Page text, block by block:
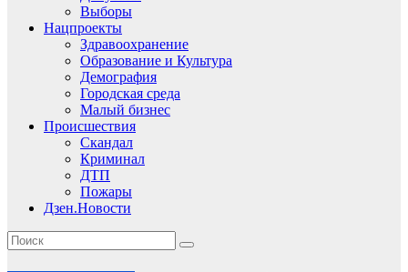
Выборы
Нацпроекты
Здравоохранение
Образование и Культура
Демография
Городская среда
Малый бизнес
Происшествия
Скандал
Криминал
ДТП
Пожары
Дзен.Новости